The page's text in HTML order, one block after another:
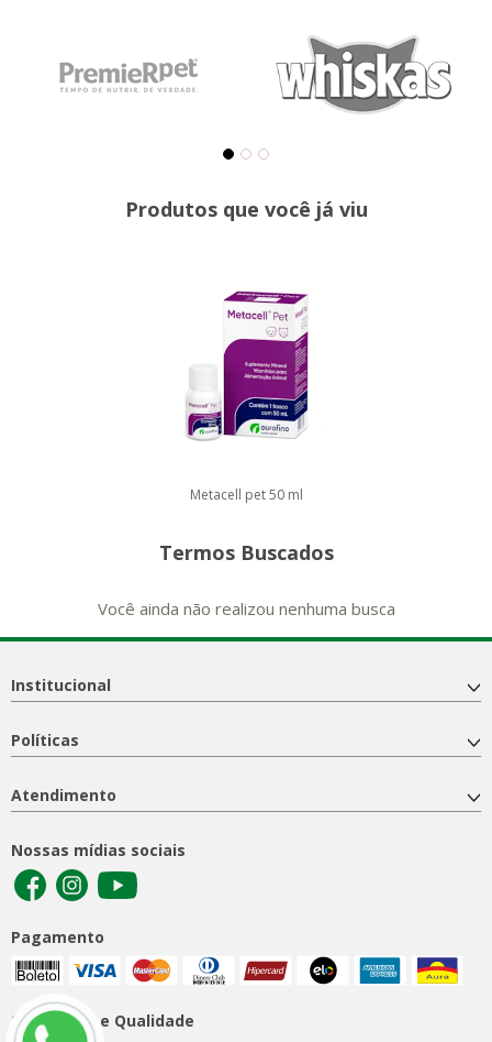
Produtos que você já viu
Metacell pet 50 ml
Termos Buscados
Você ainda não realizou nenhuma busca
Institucional
Políticas
Atendimento
Nossas mídias sociais
Pagamento
Segurança e Qualidade